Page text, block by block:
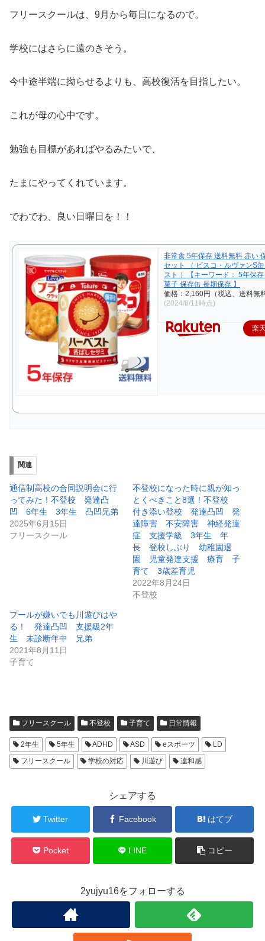
フリースクールは、9月から毎日になるので。
学校にはさらに遠のきそう。
今中途半端に拗らせるよりも、高校復活を目指したい。
これが母の心中です。
勉強も目標があればやるみたいで、
たまにやってくれています。
でわでわ、良い日曜日を！！
非常食 5年保存 送料無料 赤い
セット （ ビスコ・ルヴァンS
スト ）【キーワード： 5年保
菓子 保存缶 長期保存 】
価格：2,160円（税込、送料無
(2024/8/11時点)
楽
関連
通信制高校の合同説明会に行
ってみた！不登校 発達凸
凹 6年生 3年生 凸凹兄弟
2025年6月15日
フリースクール
不登校になった時に親が知っ
とくべきこと8選！不登校
付き添い登校 発達凸凹 発
達障害 不安障害 神経発達
症 支援学級 3年生 年
長 登校しぶり 幼稚園退
園 児童発達支援 療育 子
育て 3歳差育児
2022年8月24日
不登校
プールが嫌いでも川遊びはや
る！ 発達凸凹 支援級2年
生 未診断年中 兄弟
2021年8月11日
子育て
フリースクール 不登校 子育て 日常情報
2年生 5年生 ADHD ASD eスポーツ
LD
フリースクール
学校の対応 川遊び 違和感
シェアする
Twitter Facebook はてブ
Pocket LINE コピー
2yujyu16をフォローする